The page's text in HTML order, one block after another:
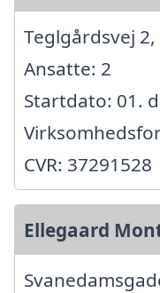
Teglgårdsvej
Ansatte: 2
Startdato: 01.
CVR: 37291528
Ellegaard